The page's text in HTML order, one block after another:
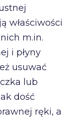
właściwości
m.in.
i płyny
usuwać
lub
dość
ręki, a